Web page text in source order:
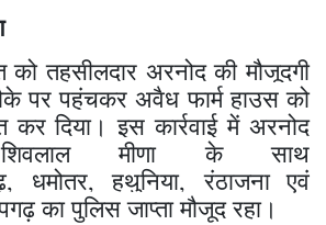
तहसीलदार अरनोद की मौजूदगी
पर पहुंचकर अवैध फार्म हाउस को
कर दिया। इस कार्रवाई में अरनोद
शिवलाल मीणा के साथ
धमोतर, हथुनिया, रंठाजना एवं
का पुलिस जाप्ता मौजूद रहा।